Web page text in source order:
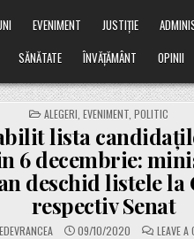
EVENIMENT JUSTIȚIE
SĂNĂTATE ÎNVĂȚĂMÂNT OPINII
POSTED
IN
ALEGERI ,EVENIMENT ,POLITIC
lista
6 decembrie:
deschid listele
respectiv Senat
09/10/2020 LEAVE A